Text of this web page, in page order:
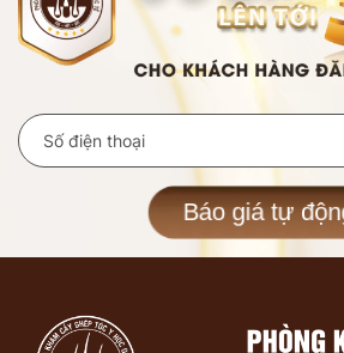
Báo giá tự